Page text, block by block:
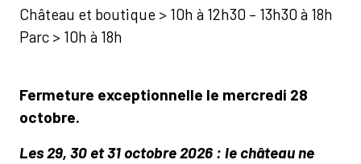
Château et boutique > 10h à 12h30 – 13h30 à 18h
Parc > 10h à 18h
Fermeture exceptionnelle le mercredi 28
octobre.
Les 29, 30 et 31 octobre 2026 : le château ne